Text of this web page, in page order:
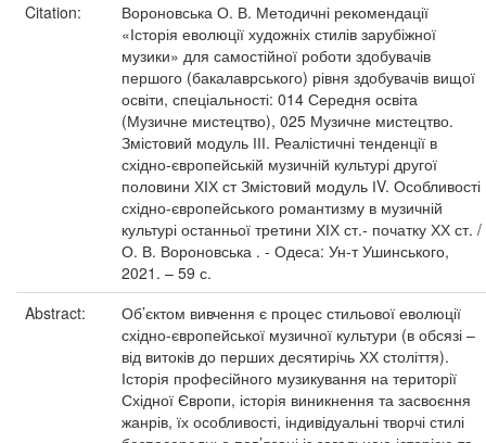
Citation:
Вороновська О. В. Методичні рекомендації
«Історія еволюції художніх стилів зарубіжної
музики» для самостійної роботи здобувачів
першого (бакалаврського) рівня здобувачів вищої
освіти, спеціальності: 014 Середня освіта
(Музичне мистецтво), 025 Музичне мистецтво.
Змістовий модуль ІІІ. Реалістичні тенденції в
східно-європейській музичній культурі другої
половини ХІХ ст Змістовий модуль ІV. Особливості
східно-європейського романтизму в музичній
культурі останньої третини ХІХ ст.- початку ХХ ст. /
О. В. Вороновська . - Одеса: Ун-т Ушинського,
2021. – 59 с.
Abstract:
Об’єктом вивчення є процес стильової еволюції
східно-європейської музичної культури (в обсязі –
від витоків до перших десятирічь ХХ століття).
Історія професійного музикування на території
Східної Європи, історія виникнення та засвоєння
жанрів, їх особливості, індивідуальні творчі стилі